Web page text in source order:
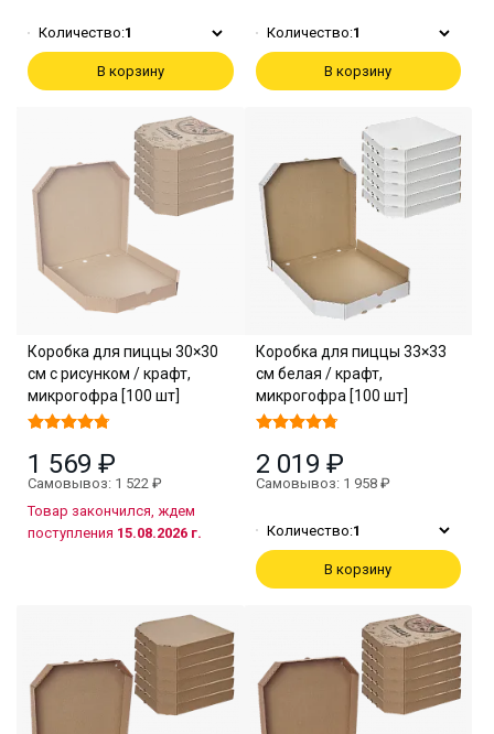
Количество:1
В корзину
Количество:1
В корзину
Коробка для пиццы 30×30
см с рисунком / крафт,
микрогофра [100 шт]
1 569 ₽
Самовывоз: 1 522 ₽
Товар закончился, ждем
поступления 15.08.2026 г.
Коробка для пиццы 33×33
см белая / крафт,
микрогофра [100 шт]
2 019 ₽
Самовывоз: 1 958 ₽
Количество:1
В корзину